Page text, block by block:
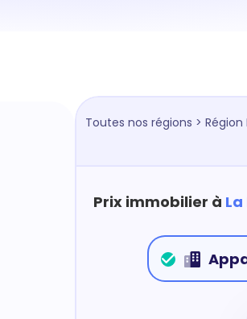
Toutes nos régions > Région
Prix immobilier à